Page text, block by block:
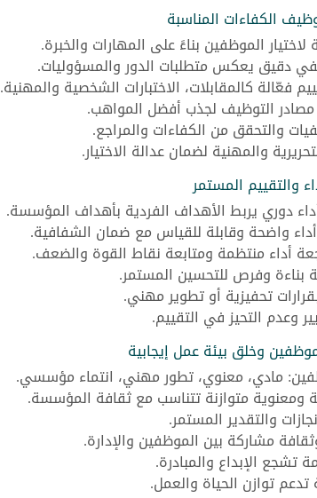
الكفاءات المناسبة
الموظفين بناءً على المهارات والخبرة.
دقيق يعكس متطلبات الدور والمسؤوليات.
فعّالة كالمقابلات، الاختبارات الشخصية والمهنية.
مصادر التوظيف لجذب أفضل المواهب.
والتحقق من الكفاءات والمراجع.
والمهنية لضمان عدالة الاختيار.
والتقييم المستمر
دوري يربط الأهداف الفردية بأهداف المؤسسة.
واضحة وقابلة للقياس مع ضمان الشفافية.
أداء منتظمة ومتابعة نقاط القوة والضعف.
بناءة وفرص للتحسين المستمر.
تحفيزية أو تطوير مهني.
وعدم التحيز في التقييم.
وخلق بيئة عمل إيجابية
مادي، معنوي، تطور مهني، انتماء مؤسسي.
ومعنوية متوازنة تتناسب مع ثقافة المؤسسة.
والتقدير المستمر.
مشاركة بين الموظفين والإدارة.
تشجع الإبداع والمبادرة.
توازن الحياة والعمل.